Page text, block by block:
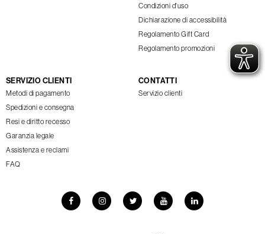
Condizioni d'uso
Dichiarazione di accessibilità
Regolamento Gift Card
Regolamento promozioni
SERVIZIO CLIENTI
Metodi di pagamento
Spedizioni e consegna
Resi e diritto recesso
Garanzia legale
Assistenza e reclami
FAQ
CONTATTI
Servizio clienti